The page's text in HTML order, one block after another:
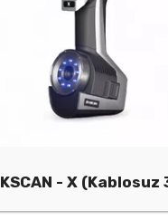
KSCAN - X (Kablosuz